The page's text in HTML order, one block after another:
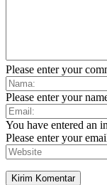
Please enter your
Please enter your
You have entered an
Please enter your